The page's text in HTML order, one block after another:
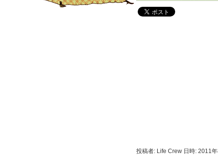
投稿者: Life Crew 日時: 2011